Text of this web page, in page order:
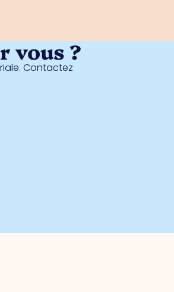
vous ?
Contactez